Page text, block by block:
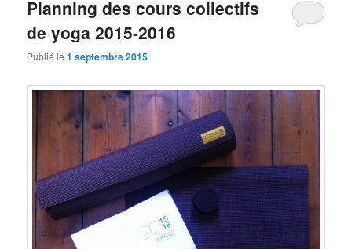
Planning des cours collectifs
de yoga 2015-2016
Publié le1 septembre 2015